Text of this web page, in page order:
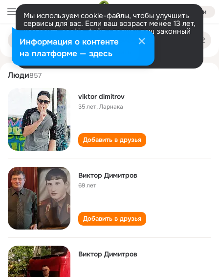
Войти
Мы используем cookie-файлы, чтобы улучшить
сервисы для вас. Если ваш возраст менее 13 лет,
настроить cookie-файлы должен ваш законный
представитель. Больше информации
Разрешить все Настроить
Поиск
людям
viktor dimitrov
Люди857
viktor dimitrov
35 лет,Ларнака
Добавить в друзья
Виктор Димитров
69 лет
Добавить в друзья
Виктор Димитров
Информация о контенте
на платформе — здесь